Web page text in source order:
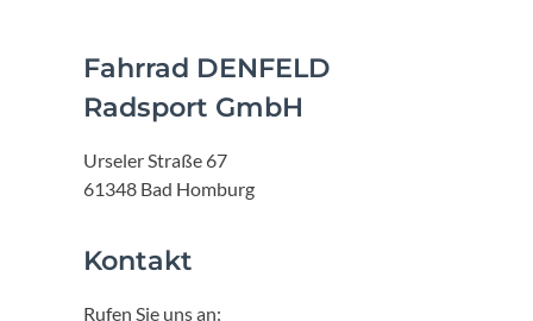
Fahrrad DENFELD
Radsport GmbH
Urseler Straße 67
61348 Bad Homburg
Kontakt
Rufen Sie uns an: